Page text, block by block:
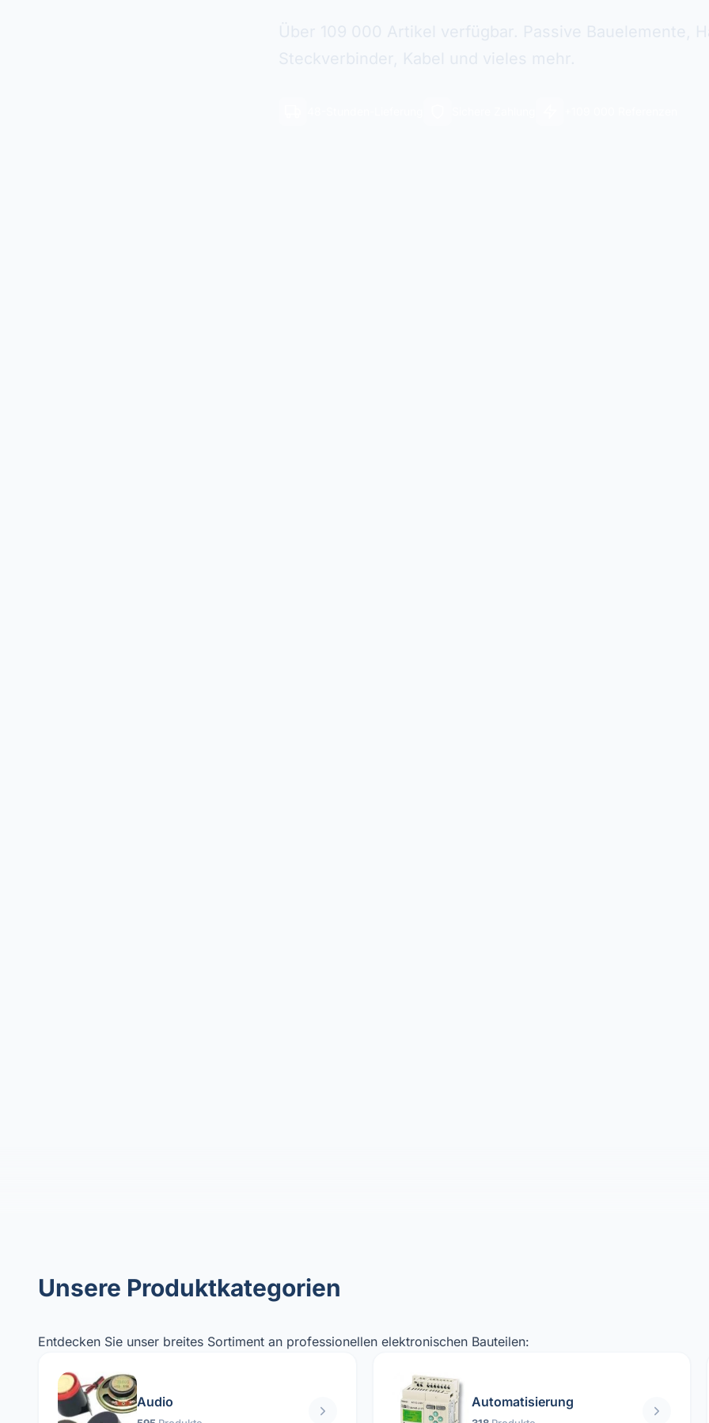
Unsere Produktkategorien
Entdecken Sie unser breites Sortiment an professionellen elektronischen Bauteilen:
Audio Automatisierung